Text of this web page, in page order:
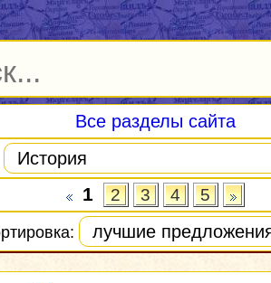
Все разделы сайта
1 2 3 4 5